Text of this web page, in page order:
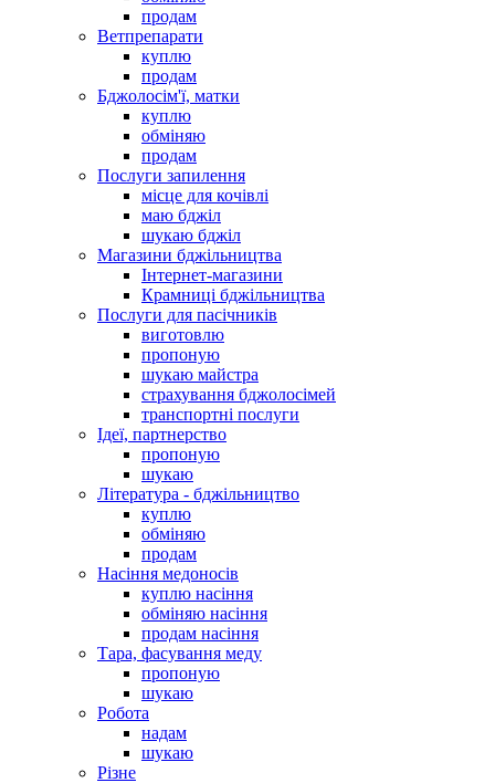
продам
Ветпрепарати
куплю
продам
Бджолосім'ї, матки
куплю
обміняю
продам
Послуги запилення
місце для кочівлі
маю бджіл
шукаю бджіл
Магазини бджільництва
Інтернет-магазини
Крамниці бджільництва
Послуги для пасічників
виготовлю
пропоную
шукаю майстра
страхування бджолосімей
транспортні послуги
Ідеї, партнерство
пропоную
шукаю
Література - бджільництво
куплю
обміняю
продам
Насіння медоносів
куплю насіння
обміняю насіння
продам насіння
Тара, фасування меду
пропоную
шукаю
Робота
надам
шукаю
Різне